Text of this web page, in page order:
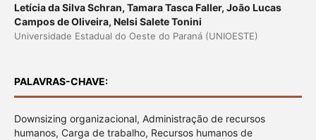
Letícia da Silva Schran, Tamara Tasca Faller, João Lucas
Campos de Oliveira, Nelsi Salete Tonini
Universidade Estadual do Oeste do Paraná (UNIOESTE)
PALAVRAS-CHAVE:
Downsizing organizacional, Administração de recursos
humanos, Carga de trabalho, Recursos humanos de